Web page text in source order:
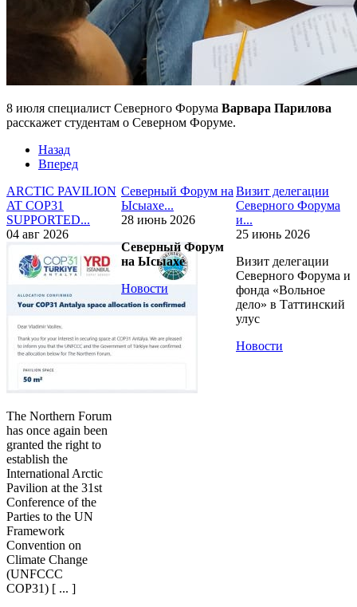
8 июля специалист Северного Форума Варвара Парилова
расскажет студентам о Северном Форуме.
Назад
Вперед
ARCTIC PAVILION
AT COP31
SUPPORTED...
04 авг 2026
The Northern Forum
has once again been
granted the right to
establish the
International Arctic
Pavilion at the 31st
Conference of the
Parties to the UN
Framework
Convention on
Climate Change
(UNFCCC
COP31) [ ... ]
Северный Форум на
Ысыахе...
28 июнь 2026
Северный Форум
на Ысыахе
Новости
Визит делегации
Северного Форума
и...
25 июнь 2026
Визит делегации
Северного Форума и
фонда «Вольное
дело» в Таттинский
улус
Новости